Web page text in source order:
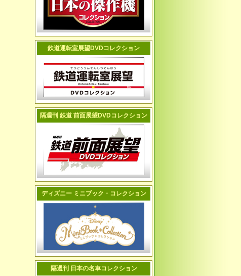
鉄道運転室展望DVDコレクション
隔週刊 鉄道 前面展望DVDコレクション
ディズニー ミニブック・コレクション
隔週刊 日本の名車コレクション